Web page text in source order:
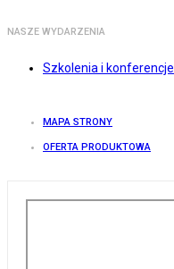
NASZE WYDARZENIA
Szkolenia i konferencje
MAPA STRONY
OFERTA PRODUKTOWA